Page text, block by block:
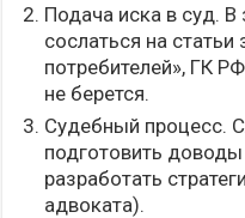
Подача иска в суд.
сослаться на
потребителей», ГК
не берется.
Судебный процесс.
подготовить
разработать
адвоката).